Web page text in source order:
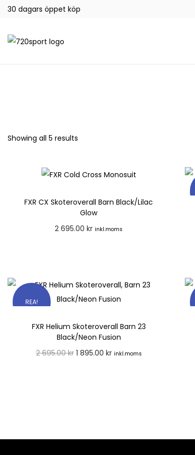
30 dagars öppet köp
Showing all 5 results
FXR CX Skoteroverall Barn Black/Lilac
Glow
2 695.00kr inkl.moms
REA!
FXR Helium Skoteroverall Barn 23
Black/Neon Fusion
2 695.00kr 1 895.00 kr inkl.moms